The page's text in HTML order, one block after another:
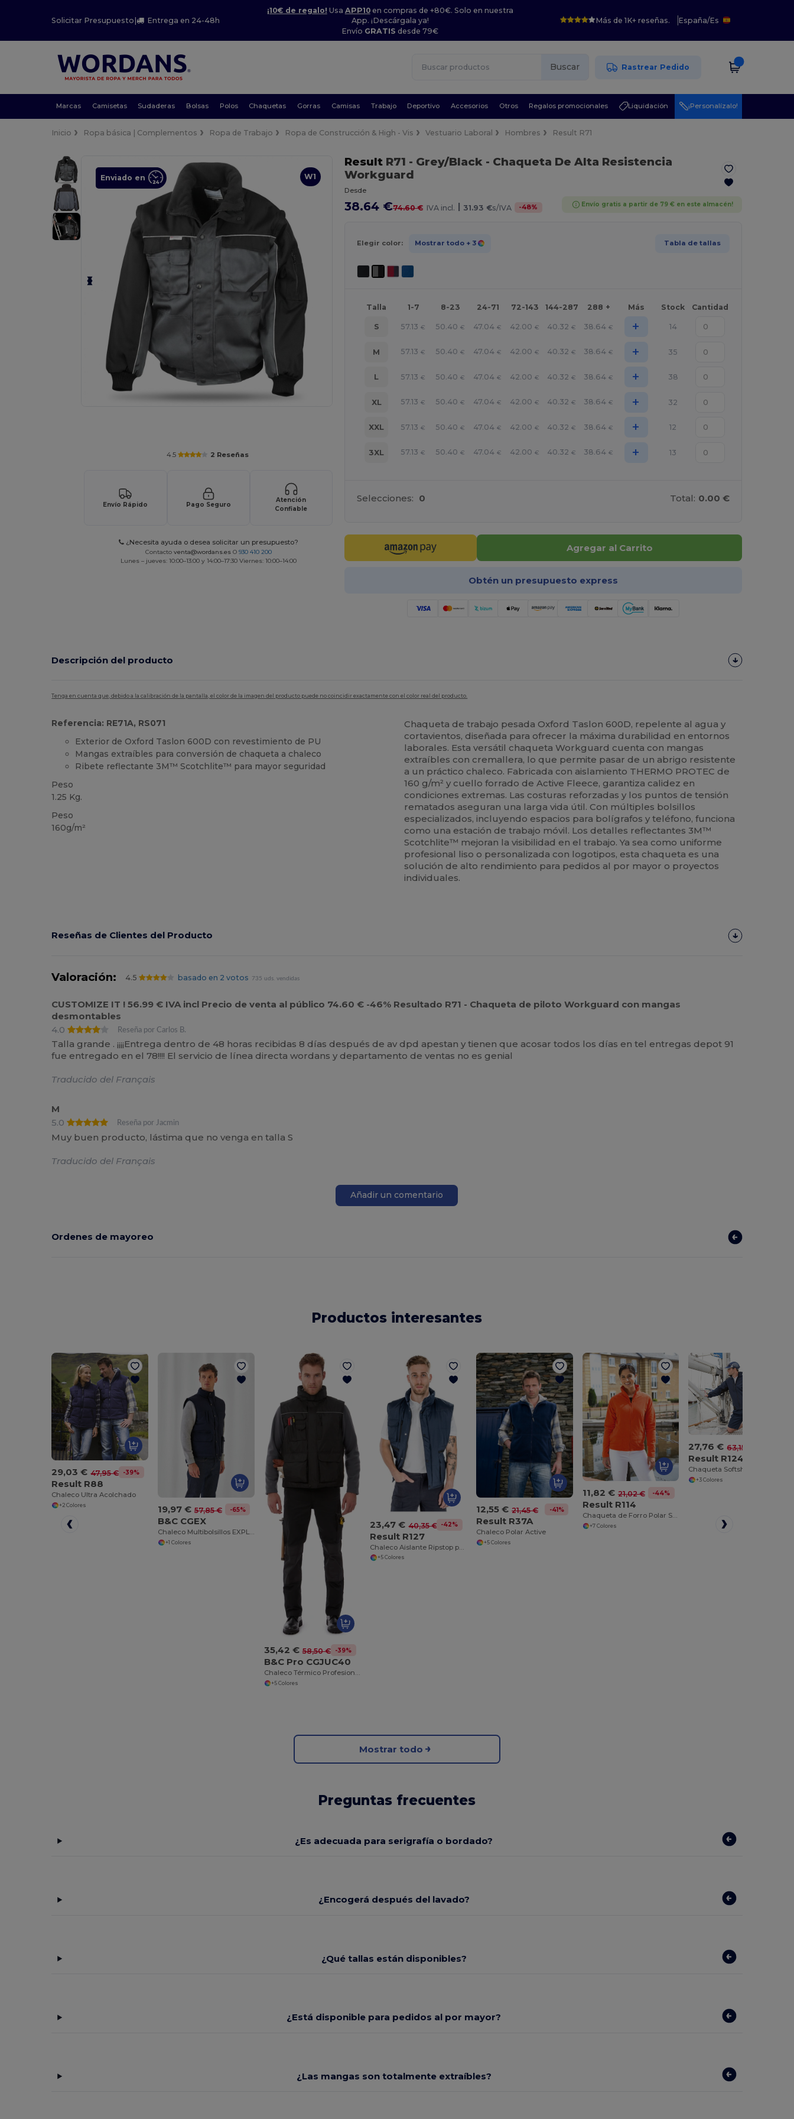
Solicitar Presupuesto | Entrega en 24-48h
¡10€ de regalo! Usa APP10en compras de +80€. Solo en nuestra
App. ¡Descárgala ya!
Envío GRATIS desde 79€
Más de 1K+ reseñas. España/Es
Buscar Rastrear Pedido
Marcas Camisetas Sudaderas Bolsas Polos Chaquetas Gorras Camisas Trabajo Deportivo Accesorios Otros Regalos promocionales Liquidación ¡Personalízalo!
Inicio Ropa básica | Complementos Ropa de Trabajo Ropa de Construcción & High - Vis Vestuario Laboral Hombres Result R71
W1
Enviado en
4.5 2 Reseñas
Envío Rápido Pago Seguro
Atención
Confiable
¿Necesita ayuda o desea solicitar un presupuesto?
Contacto venta@wordans.es O 930 410 200
Lunes – jueves: 10:00–13:00 y 14:00–17:30 Viernes: 10:00–14:00
ResultR71 - Grey/Black - Chaqueta De Alta Resistencia
Workguard
Desde
38.64 €74.60 € IVA incl. | 31.93 €s/IVA -48% Envío gratis a partir de 79 € en este almacén!
Elegir color: Mostrar todo + 3 Tabla de tallas
Talla 1-7 8-23 24-71 72-143 144-287 288 + Más Stock Cantidad
S 57.13 € 50.40 € 47.04 € 42.00 € 40.32 € 38.64 € + 14
M 57.13 € 50.40 € 47.04 € 42.00 € 40.32 € 38.64 € + 35
L 57.13 € 50.40 € 47.04 € 42.00 € 40.32 € 38.64 € + 38
XL 57.13 € 50.40 € 47.04 € 42.00 € 40.32 € 38.64 € + 32
XXL 57.13 € 50.40 € 47.04 € 42.00 € 40.32 € 38.64 € + 12
3XL 57.13 € 50.40 € 47.04 € 42.00 € 40.32 € 38.64 € + 13
Selecciones: 0 Total: 0.00 €
Agregar al Carrito
Obtén un presupuesto express
Descripción del producto
Tenga en cuenta que, debido a la calibración de la pantalla, el color de la imagen del producto puede no coincidir exactamente con el color real del producto.
Referencia: RE71A, RS071
Exterior de Oxford Taslon 600D con revestimiento de PU
Mangas extraíbles para conversión de chaqueta a chaleco
Ribete reflectante 3M™ Scotchlite™ para mayor seguridad
Peso
1.25 Kg.
Peso
160g/m²
Chaqueta de trabajo pesada Oxford Taslon 600D, repelente al agua y
cortavientos, diseñada para ofrecer la máxima durabilidad en entornos
laborales. Esta versátil chaqueta Workguard cuenta con mangas
extraíbles con cremallera, lo que permite pasar de un abrigo resistente
a un práctico chaleco. Fabricada con aislamiento THERMO PROTEC de
160 g/m² y cuello forrado de Active Fleece, garantiza calidez en
condiciones extremas. Las costuras reforzadas y los puntos de tensión
rematados aseguran una larga vida útil. Con múltiples bolsillos
especializados, incluyendo espacios para bolígrafos y teléfono, funciona
como una estación de trabajo móvil. Los detalles reflectantes 3M™
Scotchlite™ mejoran la visibilidad en el trabajo. Ya sea como uniforme
profesional liso o personalizada con logotipos, esta chaqueta es una
solución de alto rendimiento para pedidos al por mayor o proyectos
individuales.
Reseñas de Clientes del Producto
Valoración: 4.5 basado en 2 votos 735 uds. vendidas
CUSTOMIZE IT ! 56.99 € IVA incl Precio de venta al público 74.60 € -46% Resultado R71 - Chaqueta de piloto Workguard con mangas
desmontables
4.0
Reseña por Carlos B.
Talla grande . ¡¡¡¡Entrega dentro de 48 horas recibidas 8 días después de av dpd apestan y tienen que acosar todos los días en tel entregas depot 91
fue entregado en el 78!!!! El servicio de línea directa wordans y departamento de ventas no es genial
Traducido del Français
M
5.0
Reseña por Jacmin
Muy buen producto, lástima que no venga en talla S
Traducido del Français
Añadir un comentario
Ordenes de mayoreo
Productos interesantes
29,03 € 47,95 € -39%
Result R88
Chaleco Ultra Acolchado
+2 Colores 19,97 € 57,85 € -65%
B&C CGEX
Chaleco Multibolsillos EXPLORER
+1 Colores
35,42 € 58,50 € -39%
B&C Pro CGJUC40
Chaleco Térmico Profesional Impermeable
+5 Colores
23,47 € 40,35 € -42%
Result R127
+5 Colores
12,55 € 21,45 € -41%
Result R37A
Chaleco Polar Active
+5 Colores
11,82 € 21,02 € -44%
Result R114
Chaqueta de Forro Polar Súper Cálida y Ligera
+7 Colores
27,76 € 63,15 €
Result R124
+3 Colores
Mostrar todo
Preguntas frecuentes
¿Es adecuada para serigrafía o bordado?
¿Encogerá después del lavado?
¿Qué tallas están disponibles?
¿Está disponible para pedidos al por mayor?
¿Las mangas son totalmente extraíbles?